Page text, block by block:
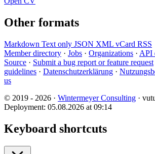
Other formats
Markdown Text only JSON XML vCard RSS
Member directory · Jobs · Organizations · API
Source · Submit a bug report or feature request
guidelines · Datenschutzerklärung ·
us
© 2019 - 2026 · Wintermeyer Consulting ·
Deployment: 05.08.2026 at 09:14
Keyboard shortcuts